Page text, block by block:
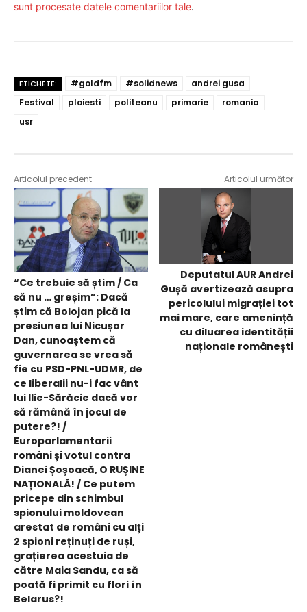
sunt procesate datele comentariilor tale.
ETICHETE: #goldfm #solidnews
andrei gusa
Festival
ploiesti politeanu primarie
romania
usr
Articolul precedent
“Ce trebuie să știm / Ca
să nu … greșim”: Dacă
știm că Bolojan pică la
presiunea lui Nicușor
Dan, cunoaștem că
guvernarea se vrea să
fie cu PSD-PNL-UDMR, de
ce liberalii nu-i fac vânt
lui Ilie-Sărăcie dacă vor
să rămână în jocul de
putere?! /
Europarlamentarii
români și votul contra
Dianei Șoșoacă, O RUȘINE
NAȚIONALĂ! / Ce putem
pricepe din schimbul
spionului moldovean
arestat de români cu alți
2 spioni reținuți de ruși,
grațierea acestuia de
către Maia Sandu, ca să
poată fi primit cu flori în
Belarus?!
Articolul următor
Deputatul AUR Andrei
Gușă avertizează asupra
pericolului migrației tot
mai mare, care amenință
cu diluarea identității
naționale românești